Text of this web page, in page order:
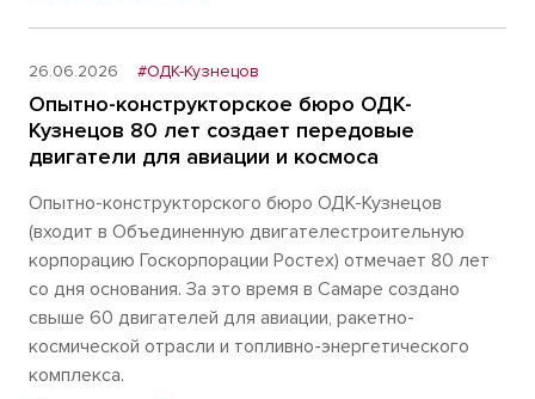
26.06.2026 #ОДК-Кузнецов
Опытно-конструкторское бюро ОДК-
Кузнецов 80 лет создает передовые
двигатели для авиации и космоса
Опытно-конструкторского бюро ОДК-Кузнецов
(входит в Объединенную двигателестроительную
корпорацию Госкорпорации Ростех) отмечает 80 лет
со дня основания. За это время в Самаре создано
свыше 60 двигателей для авиации, ракетно-
космической отрасли и топливно-энергетического
комплекса.